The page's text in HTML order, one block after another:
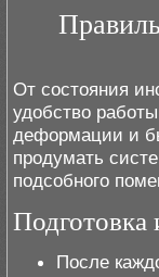
От состояния
удобство
деформации и
продумать
подсобного
Подготовка
После